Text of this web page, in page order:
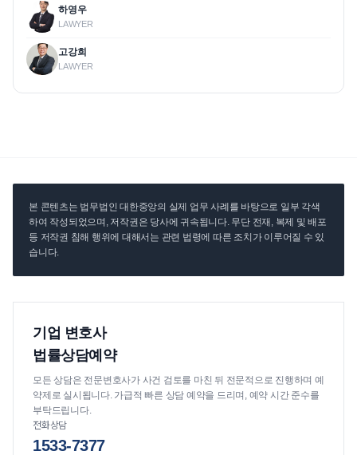
하영우
LAWYER
고강희
LAWYER
본 콘텐츠는 법무법인 대한중앙의 실제 업무 사례를 바탕으로 일부 각색
하여 작성되었으며, 저작권은 당사에 귀속됩니다. 무단 전재, 복제 및 배포
등 저작권 침해 행위에 대해서는 관련 법령에 따른 조치가 이루어질 수 있
습니다.
기업 변호사
법률상담예약
모든 상담은 전문변호사가 사건 검토를 마친 뒤 전문적으로 진행하며 예
약제로 실시됩니다. 가급적 빠른 상담 예약을 드리며, 예약 시간 준수를
부탁드립니다.
전화상담
1533-7377